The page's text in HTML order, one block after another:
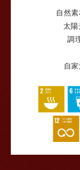
自然
太
調
自